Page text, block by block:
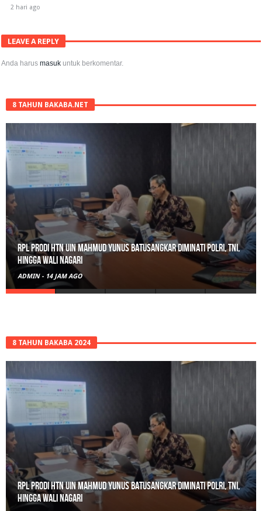
2 hari ago
LEAVE A REPLY
Anda harusmasuk untuk berkomentar.
8 TAHUN BAKABA.NET
Gerebek Rumah di Tanah Datar, Satresnarkoba Padang Panjang
Amankan Pengedar Ganja Beserta 6 Paket Bukti
ADMIN - 17 JAM AGO
8 TAHUN BAKABA 2024
Gerebek Rumah di Tanah Datar, Satresnarkoba Padang Panjang
Amankan Pengedar Ganja Beserta 6 Paket Bukti